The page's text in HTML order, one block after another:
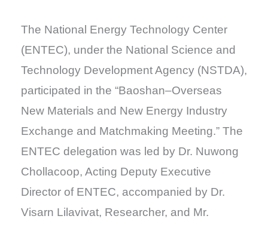
The National Energy Technology Center
(ENTEC), under the National Science and
Technology Development Agency (NSTDA),
participated in the “Baoshan–Overseas
New Materials and New Energy Industry
Exchange and Matchmaking Meeting.” The
ENTEC delegation was led by Dr. Nuwong
Chollacoop, Acting Deputy Executive
Director of ENTEC, accompanied by Dr.
Visarn Lilavivat, Researcher, and Mr.